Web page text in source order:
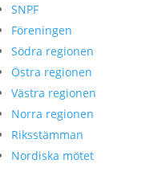
SNPF
Föreningen
Södra regionen
Östra regionen
Västra regionen
Norra regionen
Riksstämman
Nordiska mötet